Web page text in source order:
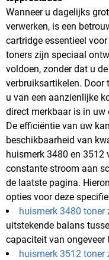
Wanneer u dagelijks
verwerken, is een
cartridge essentieel
toners zijn speciaal
voldoen, zonder dat u
verbruiksartikelen. Door
u van een aanzienlijke
direct merkbaar is in uw
De efficiëntie van uw
beschikbaarheid van
huismerk 3480 en 3512
constante stroom aan
de laatste pagina.
opties voor deze
huismerk 3480 toner
uitstekende balans
capaciteit van ongeveer
huismerk 3512 toner